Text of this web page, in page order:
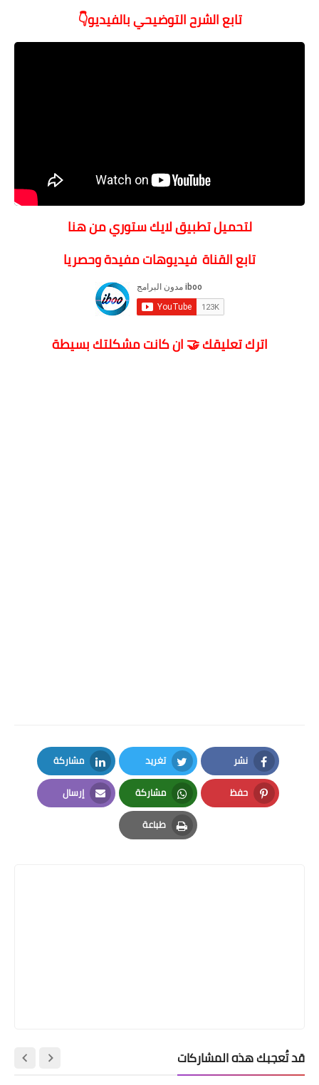
تابع الشرح التوضيحي بالفيديو👇
لتحميل تطبيق لايك ستوري من هنا
تابع القناة فيديوهات مفيدة وحصريا
اترك تعليقك 🤝 ان كانت مشكلتك بسيطة
نشر
Facebook
تغريد
Twitter
مشاركة
LinkedIn
حفظ
Pinterest
مشاركة
Whatsapp
إرسال
Email
طباعة
Print
قد تُعجبك هذه المشاركات